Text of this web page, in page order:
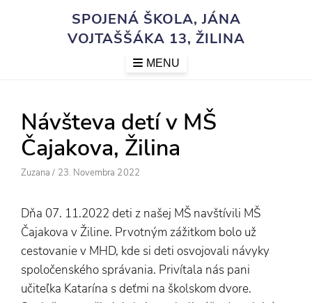
SPOJENÁ ŠKOLA, JÁNA
VOJTAŠŠÁKA 13, ŽILINA
MENU
Návšteva detí v MŠ
Čajakova, Žilina
Author
Zuzana / Posted
23. Novembra 2022
Dňa 07. 11.2022 deti z našej MŠ navštívili MŠ
Čajakova v Žiline. Prvotným zážitkom bolo už
cestovanie v MHD, kde si deti osvojovali návyky
spoločenského správania. Privítala nás pani
učiteľka Katarína s deťmi na školskom dvore.